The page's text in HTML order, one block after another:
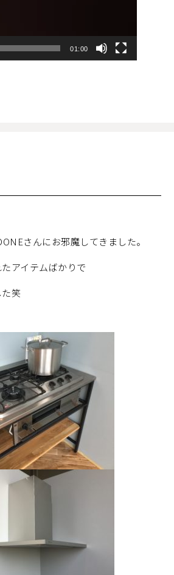
01:00
さんにお邪魔してきました。
アイテムばかりで
笑